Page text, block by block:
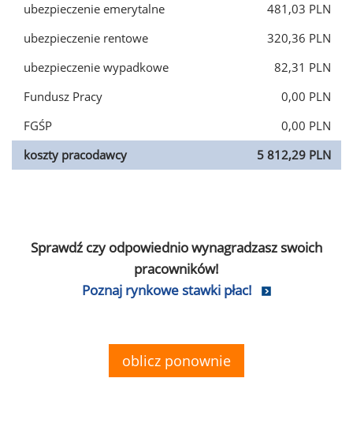
ubezpieczenie emerytalne
481,03 PLN
ubezpieczenie rentowe
320,36 PLN
ubezpieczenie wypadkowe
82,31 PLN
Fundusz Pracy
0,00 PLN
FGŚP
0,00 PLN
koszty pracodawcy
5 812,29 PLN
Sprawdź czy odpowiednio wynagradzasz swoich
pracowników!
Poznaj rynkowe stawki płac!
oblicz ponownie